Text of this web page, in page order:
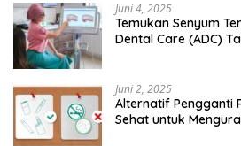
Juni 4, 2025
Temukan Senyum
Dental Care (ADC)
Juni 2, 2025
Alternatif Pengganti
Sehat untuk